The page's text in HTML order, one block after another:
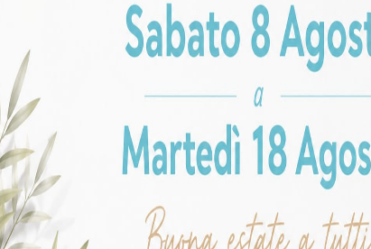
(+39) 049 6454870
PrimaMedica offre un ampio
garantisca qualità, convenienza e tempestività,
impegno!
ore 7:30 19:30, ilSabatodalle 9:00alle